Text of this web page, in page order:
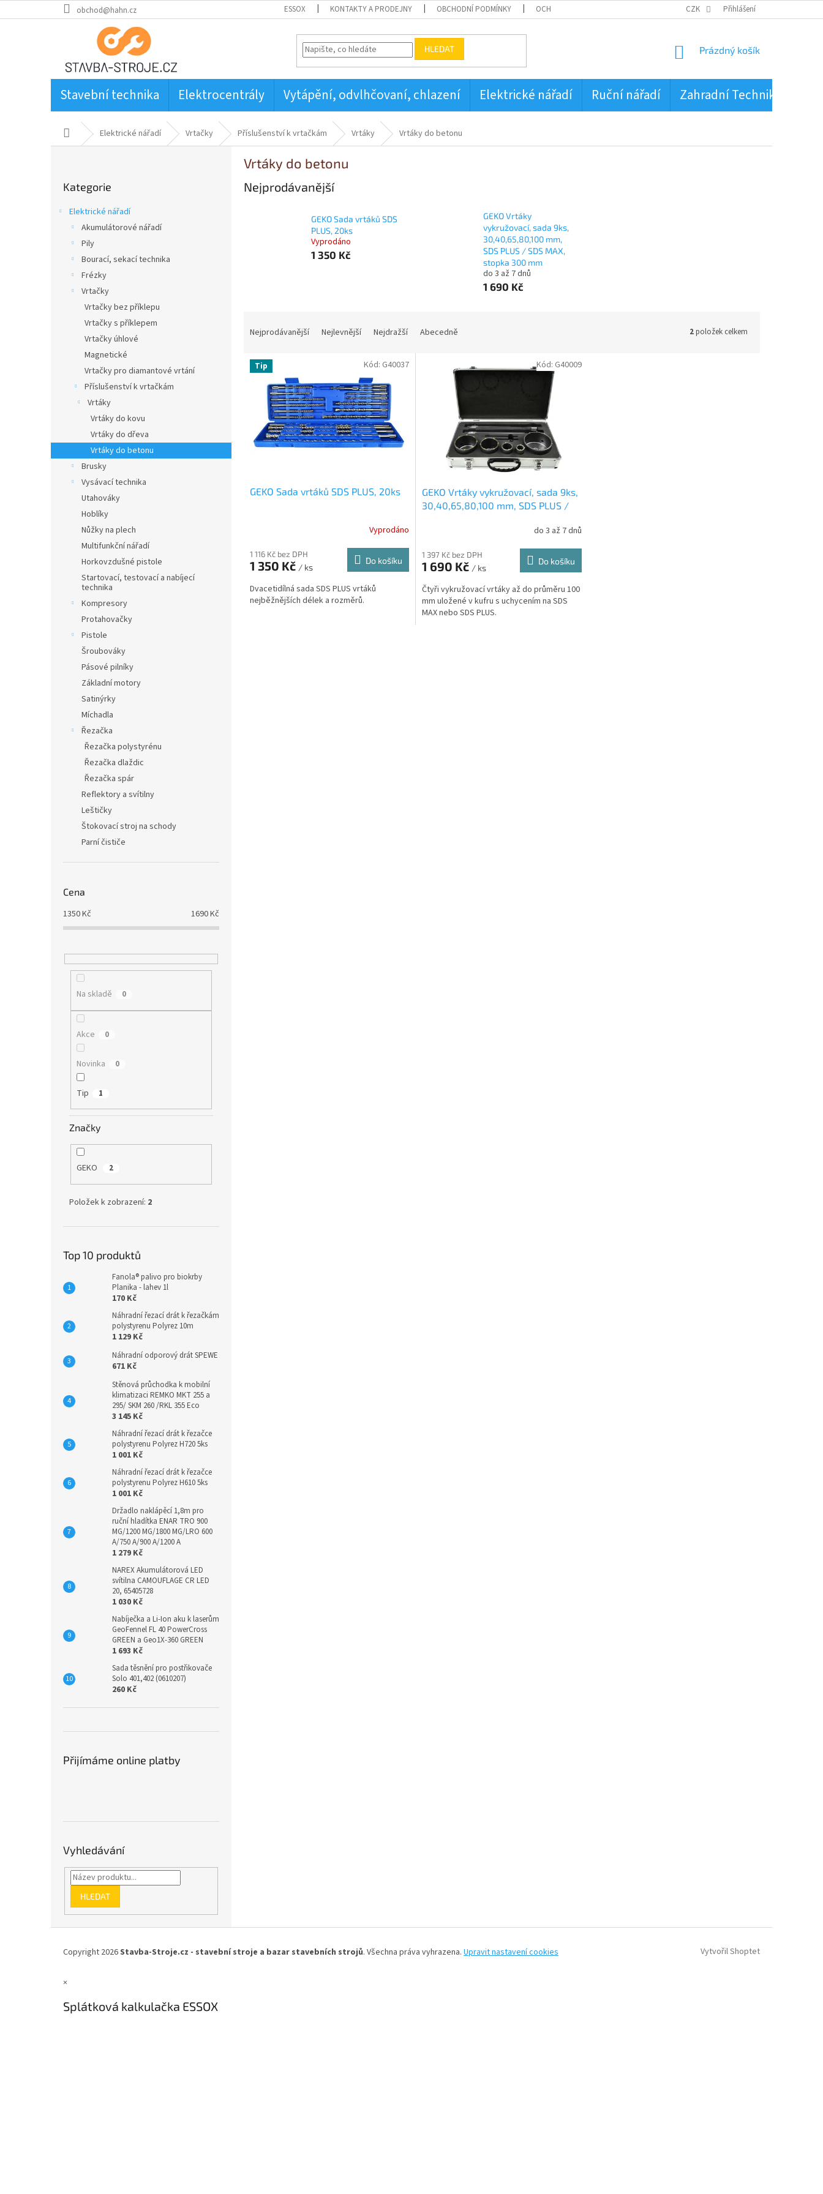
na
obchod@hahn.cz ESSOX KONTAKTY A PRODEJNY OBCHODNÍ PODMÍNKY OCHRANA OSOBNÍCH ÚDAJŮ CZK Přihlášení
HLEDAT
NÁKUPNÍ
Prázdný košík
Stavební technika Elektrocentrály Vytápění, odvlhčovaní, chlazení Elektrické nářadí Ruční nářadí Zahradní Technika
Domů Elektrické nářadí Vrtačky Příslušenství k vrtačkám Vrtáky Vrtáky do betonu
kategorie
Kategorie
Elektrické nářadí
Akumulátorové nářadí
Pily
Bourací, sekací technika
Frézky
Vrtačky
Vrtačky bez příklepu
Vrtačky s příklepem
Vrtačky úhlové
Magnetické
Vrtačky pro diamantové vrtání
Příslušenství k vrtačkám
Vrtáky
Vrtáky do kovu
Vrtáky do dřeva
Vrtáky do betonu
Brusky
Vysávací technika
Utahováky
Hoblíky
Nůžky na plech
Multifunkční nářadí
Horkovzdušné pistole
Startovací, testovací a nabíjecí
technika
Kompresory
Protahovačky
Pistole
Šroubováky
Pásové pilníky
Základní motory
Satinýrky
Míchadla
Řezačka
Řezačka polystyrénu
Řezačka dlaždic
Řezačka spár
Reflektory a svítilny
Leštičky
Štokovací stroj na schody
Parní čističe
Cena
1350Kč 1690Kč
Na skladě 0
Akce 0
Novinka 0
Tip 1
Značky
GEKO 2
Položek k zobrazení: 2
Top 10 produktů
Fanola® palivo pro biokrby
Planika - lahev 1l
170 Kč
Náhradní řezací drát k řezačkám
polystyrenu Polyrez 10m
1 129 Kč
Náhradní odporový drát SPEWE
671 Kč
Stěnová průchodka k mobilní
klimatizaci REMKO MKT 255 a
295/ SKM 260 /RKL 355 Eco
3 145 Kč
Náhradní řezací drát k řezačce
polystyrenu Polyrez H720 5ks
1 001 Kč
Náhradní řezací drát k řezačce
polystyrenu Polyrez H610 5ks
1 001 Kč
Držadlo naklápěcí 1,8m pro
ruční hladítka ENAR TRO 900
MG/1200 MG/1800 MG/LRO 600
A/750 A/900 A/1200 A
1 279 Kč
NAREX Akumulátorová LED
svítilna CAMOUFLAGE CR LED
20, 65405728
1 030 Kč
Nabíječka a Li-Ion aku k laserům
GeoFennel FL 40 PowerCross
GREEN a Geo1X-360 GREEN
1 693 Kč
Sada těsnění pro postřikovače
Solo 401,402 (0610207)
260 Kč
Přijímáme online platby
Vyhledávání
HLEDAT
Vrtáky do betonu
Nejprodávanější
GEKO Sada vrtáků SDS
PLUS, 20ks
Vyprodáno
1 350 Kč
GEKO Vrtáky
vykružovací, sada 9ks,
30,40,65,80,100 mm,
SDS PLUS / SDS MAX,
stopka 300 mm
do 3 až 7 dnů
1 690 Kč
n
Nejprodávanější Nejlevnější Nejdražší Abecedně 2položek celkem
V Tip
GEKO Sada vrtáků SDS PLUS, 20ks
Vyprodáno
1 116 Kč bez DPH
1 350 Kč / ks
Do košíku
Dvacetidílná sada SDS PLUS vrtáků
nejběžnějších délek a rozměrů.
Kód: G40037
GEKO Vrtáky vykružovací, sada 9ks,
30,40,65,80,100 mm, SDS PLUS /
do 3 až 7 dnů
1 397 Kč bez DPH
1 690 Kč / ks
Do košíku
Čtyři vykružovací vrtáky až do průměru 100
mm uložené v kufru s uchycením na SDS
MAX nebo SDS PLUS.
Kód: G40009
Vytvořil Shoptet
Copyright 2026Stavba-Stroje.cz - stavební stroje a bazar stavebních strojů. Všechna práva vyhrazena. Upravit nastavení cookies
×
Splátková kalkulačka ESSOX